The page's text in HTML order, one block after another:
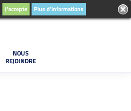
NOUS
REJOINDRE
J'accepte Plus d'informations